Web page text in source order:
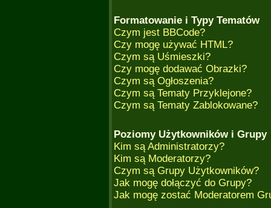
Formatowanie i Typy Tematów
Czym jest BBCode?
Czy mogę używać HTML?
Czym są Uśmieszki?
Czy mogę dodawać Obrazki?
Czym są Ogłoszenia?
Czym są Tematy Przyklejone?
Czym są Tematy Zablokowane?
Poziomy Użytkowników i Grupy
Kim są Administratorzy?
Kim są Moderatorzy?
Czym są Grupy Użytkowników?
Jak mogę dołączyć do Grupy?
Jak mogę zostać Moderatorem